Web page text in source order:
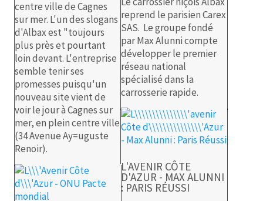
centre ville de Cagnes
sur mer. L'un des slogans
d'Albax est "toujours
plus près et pourtant
loin devant. L'entreprise
semble tenir ses
promesses puisqu'un
nouveau site vient de
voir le jour à Cagnes sur
mer, en plein centre ville
(34 Avenue Ay=uguste
Renoir).
reprend le parisien Carex
SAS. Le groupe fondé
par Max Alunni compte
développer le premier
réseau national
spécialisé dans la
carrosserie rapide.
L'AVENIR CÔTE
D'AZUR - MAX ALUNNI
: PARIS RÉUSSI